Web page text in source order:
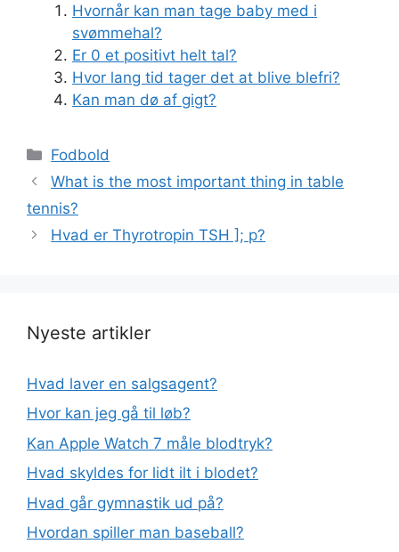
Hvornår kan man tage baby med i
svømmehal?
Er 0 et positivt helt tal?
Hvor lang tid tager det at blive blefri?
Kan man dø af gigt?
Kategorier
Fodbold
What is the most important thing in table
tennis?
Hvad er Thyrotropin TSH ]; p?
Nyeste artikler
Hvad laver en salgsagent?
Hvor kan jeg gå til løb?
Kan Apple Watch 7 måle blodtryk?
Hvad skyldes for lidt ilt i blodet?
Hvad går gymnastik ud på?
Hvordan spiller man baseball?